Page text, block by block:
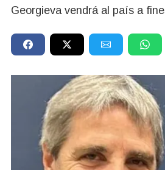
Georgieva vendrá al país a